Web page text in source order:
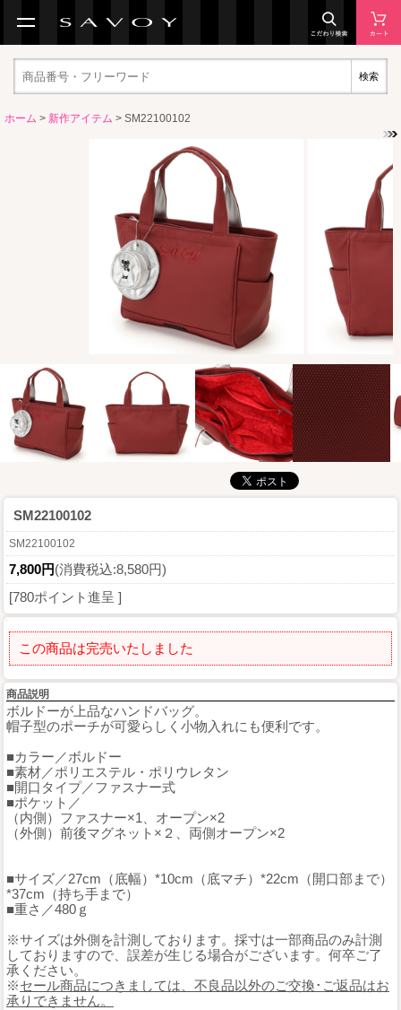
検索
ホーム > 新作アイテム > SM22100102
SM22100102
SM22100102
7,800円(消費税込:8,580円)
[780ポイント進呈 ]
この商品は完売いたしました
商品説明
ボルドーが上品なハンドバッグ。
帽子型のポーチが可愛らしく小物入れにも便利です。
■カラー／ボルドー
■素材／ポリエステル・ポリウレタン
■開口タイプ／ファスナー式
■ポケット／
（内側）ファスナー×1、オープン×2
（外側）前後マグネット×２、両側オープン×2
■サイズ／27cm（底幅）*10cm（底マチ）*22cm（開口部まで）
*37cm（持ち手まで）
■重さ／480ｇ
※サイズは外側を計測しております。採寸は一部商品のみ計測
しておりますので、誤差が生じる場合がございます。何卒ご了
承ください。
※セール商品につきましては、不良品以外のご交換･ご返品はお
承りできません。